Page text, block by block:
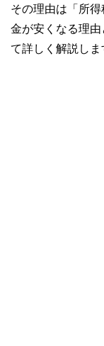
その理由は「所
金が安くなる理
て詳しく解説しま